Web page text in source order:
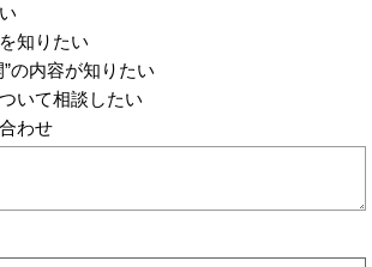
知りたい
の内容が知りたい
いて相談したい
わせ